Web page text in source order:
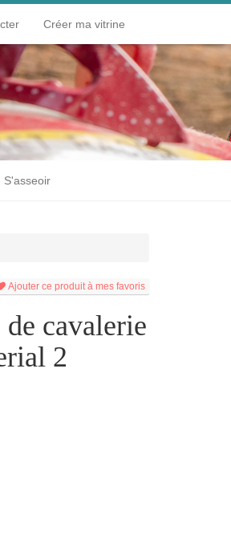
Créer ma vitrine
S'asseoir
Ajouter ce produit à mes favoris
cavalerie
2